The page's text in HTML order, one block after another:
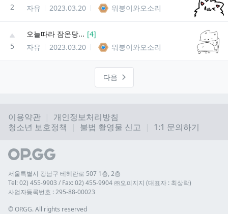
2
자유
2023.03.20 워붕이와오소리
5
오늘따라 잠온당... [4]
자유
2023.03.20 워붕이와오소리
다음
이용약관
개인정보처리방침
청소년 보호정책
불법 촬영물 신고 1:1 문의하기
서울특별시 강남구 테헤란로 507 1층, 2층
Tel: 02) 455-9903 / Fax: 02) 455-9904 ㈜오피지지 (대표자 : 최상락)
사업자등록번호 : 295-88-00023
© OP.GG. All rights reserved